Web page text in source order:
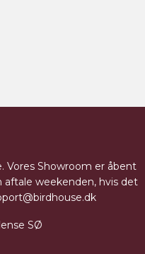
Vores Showroom er åbent
aftale weekenden, hvis det
SØ